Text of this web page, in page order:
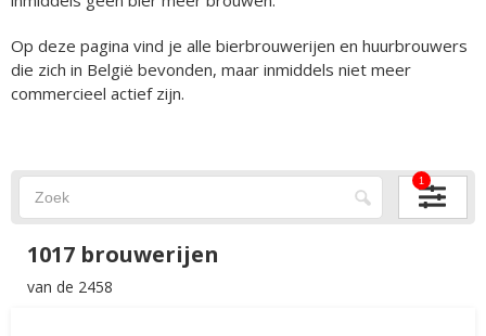
Op deze pagina vind je alle bierbrouwerijen en huurbrouwers
die zich in België bevonden, maar inmiddels niet meer
commercieel actief zijn.
1
1017 brouwerijen
van de 2458